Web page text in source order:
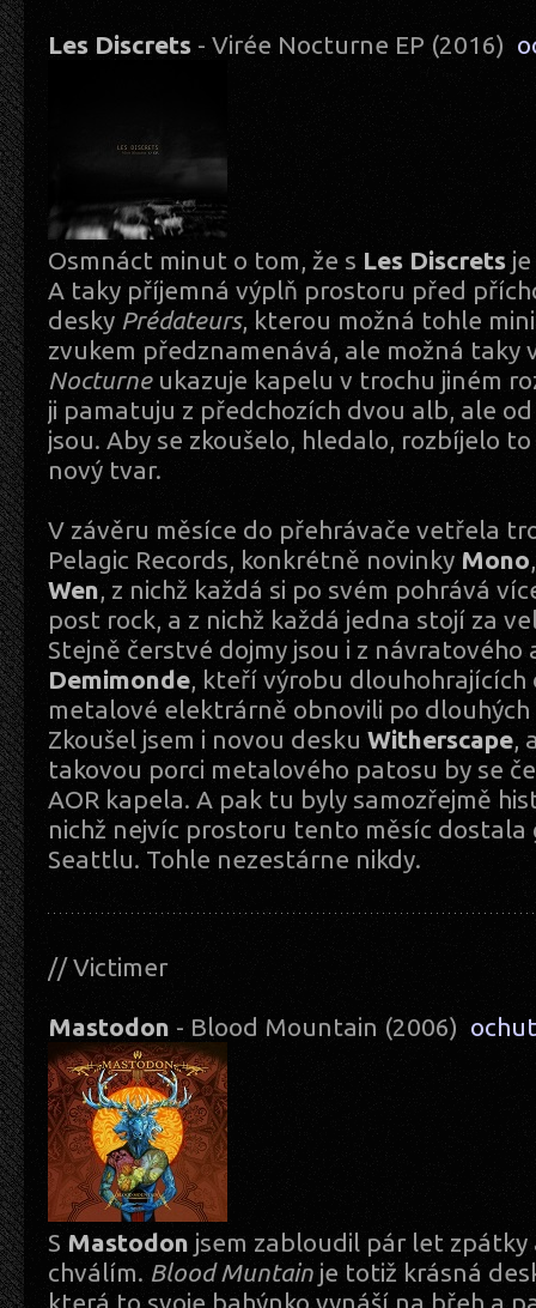
Les Discrets - Virée Nocturne EP (2016)
Osmnáct minut o tom, že s Les Discrets
A taky příjemná výplň prostoru před
desky Prédateurs, kterou možná tohle
zvukem předznamenává, ale možná taky
Nocturneukazuje kapelu v trochu jiném
ji pamatuju z předchozích dvou alb, ale
jsou. Aby se zkoušelo, hledalo, rozbíjelo
nový tvar.
V závěru měsíce do přehrávače vetřela
Pelagic Records, konkrétně novinky Mono
Wen, z nichž každá si po svém pohrává
post rock, a z nichž každá jedna stojí za
Stejně čerstvé dojmy jsou i z návratového
Demimonde, kteří výrobu dlouhohrajících
metalové elektrárně obnovili po
Zkoušel jsem i novou desku Witherscape,
takovou porci metalového patosu by se
AOR kapela. A pak tu byly samozřejmě
nichž nejvíc prostoru tento měsíc dostala
Seattlu. Tohle nezestárne nikdy.
// Victimer
Mastodon - Blood Mountain (2006)
S Mastodon jsem zabloudil pár let zpátky
chválím. Blood Muntain je totiž krásná
která to svoje bahýnko vynáší na břeh a